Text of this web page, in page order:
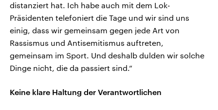
distanziert hat. Ich habe auch mit dem Lok-
Präsidenten telefoniert die Tage und wir sind uns
einig, dass wir gemeinsam gegen jede Art von
Rassismus und Antisemitismus auftreten,
gemeinsam im Sport. Und deshalb dulden wir solche
Dinge nicht, die da passiert sind.“
Keine klare Haltung der Verantwortlichen